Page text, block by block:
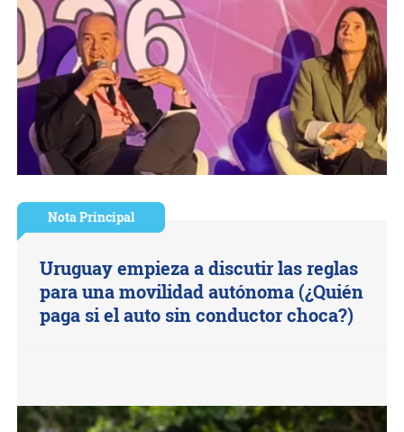
Nota Principal
Uruguay empieza a discutir las reglas
para una movilidad autónoma (¿Quién
paga si el auto sin conductor choca?)